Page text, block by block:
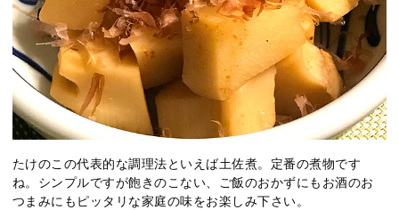
たけのこの代表的な調理法といえば土佐煮。定番の煮物です
ね。シンプルですが飽きのこない、ご飯のおかずにもお酒のお
つまみにもピッタリな家庭の味をお楽しみ下さい。